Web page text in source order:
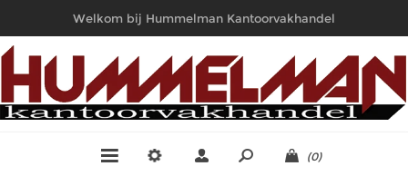
Welkom bij Hummelman Kantoorvakhandel
(0)